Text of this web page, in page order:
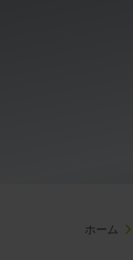
ホーム